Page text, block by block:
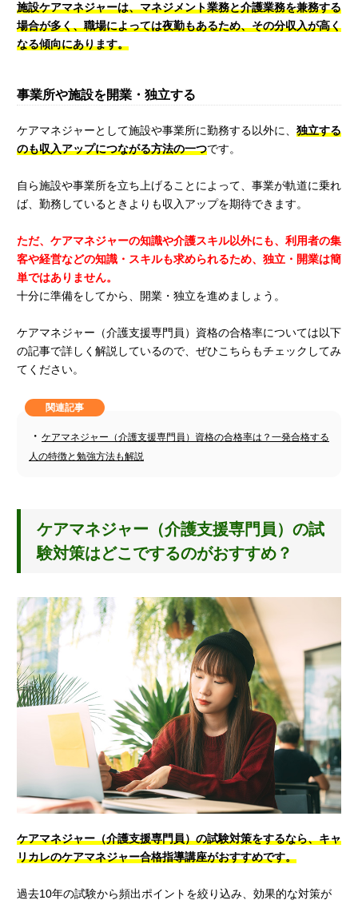
施設ケアマネジャーは、マネジメント業務と介護業務を兼務する
場合が多く、職場によっては夜勤もあるため、その分収入が高く
なる傾向にあります。
事業所や施設を開業・独立する
ケアマネジャーとして施設や事業所に勤務する以外に、 独立する
のも収入アップにつながる方法の一つです。
自ら施設や事業所を立ち上げることによって、事業が軌道に乗れ
ば、勤務しているときよりも収入アップを期待できます。
ただ、ケアマネジャーの知識や介護スキル以外にも、利用者の集
客や経営などの知識・スキルも求められるため、独立・開業は簡
単ではありません。
十分に準備をしてから、開業・独立を進めましょう。
ケアマネジャー（介護支援専門員）資格の合格率については以下
の記事で詳しく解説しているので、ぜひこちらもチェックしてみ
てください。
関連記事
・ ケアマネジャー（介護支援専門員）資格の合格率は？一発合格する
人の特徴と勉強方法も解説
ケアマネジャー（介護支援専門員）の試
験対策はどこでするのがおすすめ？
ケアマネジャー（介護支援専門員）の試験対策をするなら、キャ
リカレのケアマネジャー合格指導講座がおすすめです。
過去10年の試験から頻出ポイントを絞り込み、効果的な対策が